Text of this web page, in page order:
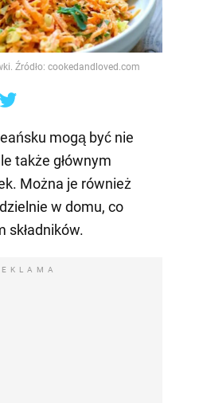
Źródło: cookedandloved.com
mogą być nie
także głównym
Można je również
w domu, co
składników.